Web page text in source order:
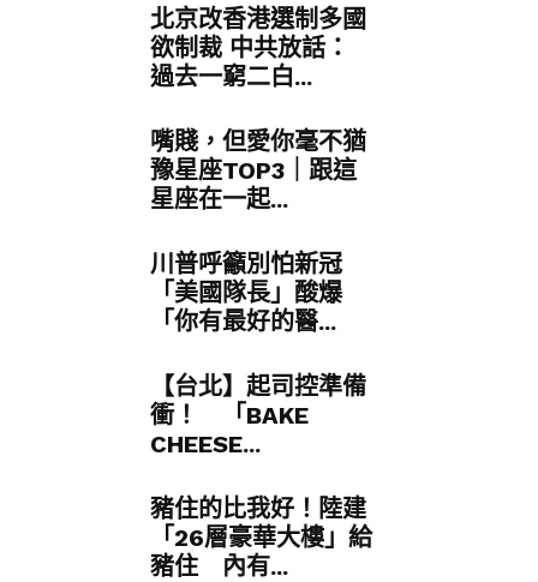
北京改香港選制多國
欲制裁 中共放話：
過去一窮二白...
嘴賤，但愛你毫不猶
豫星座TOP3｜跟這
星座在一起...
川普呼籲別怕新冠
「美國隊長」酸爆
「你有最好的醫...
【台北】起司控準備
衝！ 「BAKE
CHEESE...
豬住的比我好！陸建
「26層豪華大樓」給
豬住 內有...